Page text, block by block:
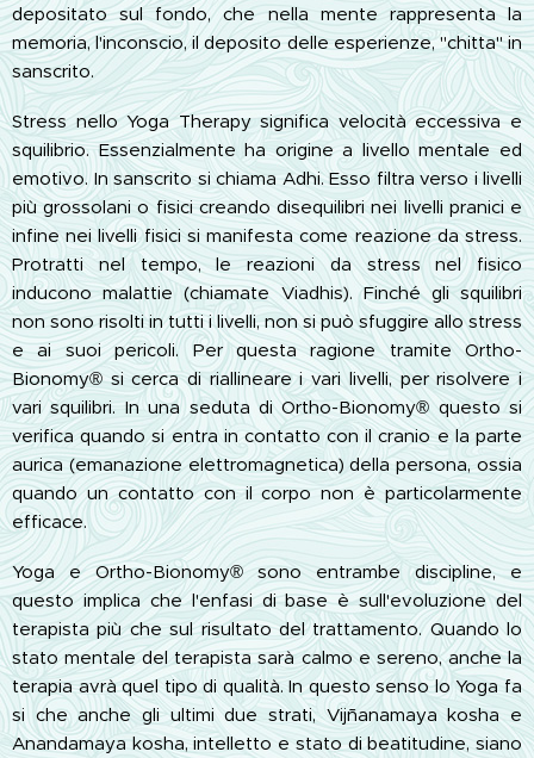
depositato sul fondo, che nella mente rappresenta la
memoria, l'inconscio, il deposito delle esperienze, "chitta" in
sanscrito.
Stress nello Yoga Therapy significa velocità eccessiva e
squilibrio. Essenzialmente ha origine a livello mentale ed
emotivo. In sanscrito si chiama Adhi. Esso filtra verso i livelli
più grossolani o fisici creando disequilibri nei livelli pranici e
infine nei livelli fisici si manifesta come reazione da stress.
Protratti nel tempo, le reazioni da stress nel fisico
inducono malattie (chiamate Viadhis). Finché gli squilibri
non sono risolti in tutti i livelli, non si può sfuggire allo stress
e ai suoi pericoli. Per questa ragione tramite Ortho-
Bionomy® si cerca di riallineare i vari livelli, per risolvere i
vari squilibri. In una seduta di Ortho-Bionomy® questo si
verifica quando si entra in contatto con il cranio e la parte
aurica (emanazione elettromagnetica) della persona, ossia
quando un contatto con il corpo non è particolarmente
efficace.
Yoga e Ortho-Bionomy® sono entrambe discipline, e
questo implica che l'enfasi di base è sull'evoluzione del
terapista più che sul risultato del trattamento. Quando lo
stato mentale del terapista sarà calmo e sereno, anche la
terapia avrà quel tipo di qualità. In questo senso lo Yoga fa
si che anche gli ultimi due strati, Vijñanamaya kosha e
Anandamaya kosha, intelletto e stato di beatitudine, siano